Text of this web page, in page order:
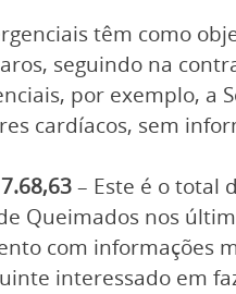
têm como
seguindo na
por exemplo, a
cardíacos, sem
– Este é o total
Queimados nos
com informações
interessado em